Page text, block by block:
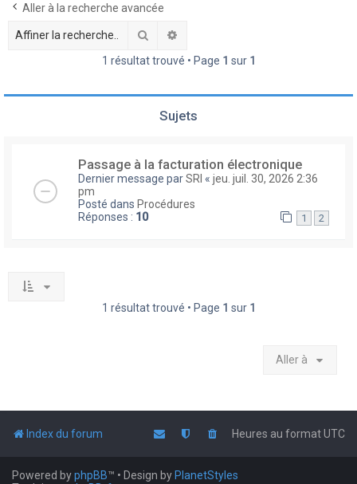
e
Aller à la recherche avancée
Rechercher
1 résultat trouvé • Page 1 sur 1
Sujets
Passage à la facturation électronique
Dernier message parSRI « jeu. juil. 30, 2026 2:36
pm
Posté dans Procédures
Réponses : 10 1 2
1 résultat trouvé • Page 1 sur 1
Aller à
Index du forum Heures au formatUTC
Powered byphpBB™ • Design by PlanetStyles